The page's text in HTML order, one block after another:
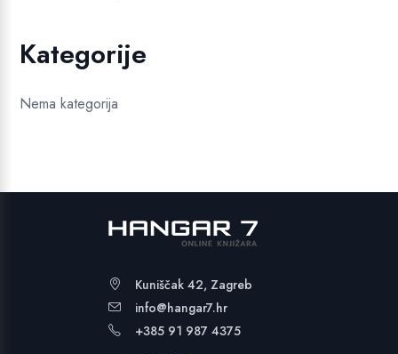
Kategorije
Nema kategorija
Kuniščak 42, Zagreb
info@hangar7.hr
+385 91 987 4375